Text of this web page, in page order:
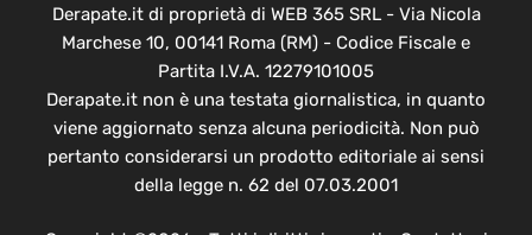
Derapate.it di proprietà di WEB 365 SRL - Via Nicola
Marchese 10, 00141 Roma (RM) - Codice Fiscale e
Partita I.V.A. 12279101005
Derapate.it non è una testata giornalistica, in quanto
viene aggiornato senza alcuna periodicità. Non può
pertanto considerarsi un prodotto editoriale ai sensi
della legge n. 62 del 07.03.2001